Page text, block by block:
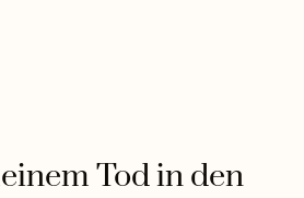
Tod in den